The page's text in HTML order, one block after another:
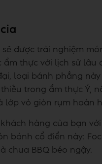
được trải nghiệm
ẩm thực với lịch sử lâu
loại bánh phẳng
trong ẩm thực Ý,
lớp vỏ giòn rụm hoàn
hàng của bạn
bánh cổ điển này:
chua BBQ béo ngậy.